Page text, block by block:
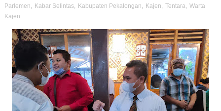
Parlemen, Kabar Selintas, Kabupaten Pekalongan, Kajen, Tentara, Warta
Kajen